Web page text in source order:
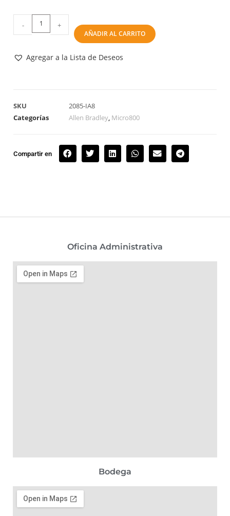
- +
AÑADIR AL CARRITO
Agregar a la Lista de Deseos
SKU
2085-IA8
Categorías
Allen Bradley, Micro800
Compartir en
Oficina Administrativa
Bodega